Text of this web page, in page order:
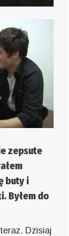
zepsute
buty i
Byłem do
Dzisiaj